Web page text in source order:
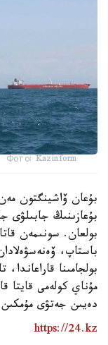
Фото: Kazinform
بۇعان ۆاشينگتون
بۇعازىنىڭ جابىلۋى
بولعان. سونىمەن
باستاپ،
بولجامىنا
دەيىن جەتۋى
https://24.kz